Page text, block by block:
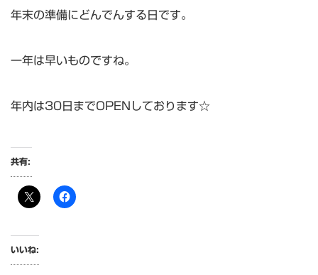
年末の準備にどんでんする日です。
一年は早いものですね。
年内は30日までOPENしております☆
共有:
いいね: